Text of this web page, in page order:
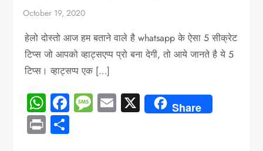
हेलो दोस्तो आज हम बताने वाले है whatsapp के ऐसा 5 सीक्रेट
टिप्स जो आपको व्हाट्सएप्प प्रो बना देगी, तो आये जानते है ये 5
टिप्स। व्हाट्सप्प एक […]
WhatsApp
Facebook
Message
Email
X Share
Print